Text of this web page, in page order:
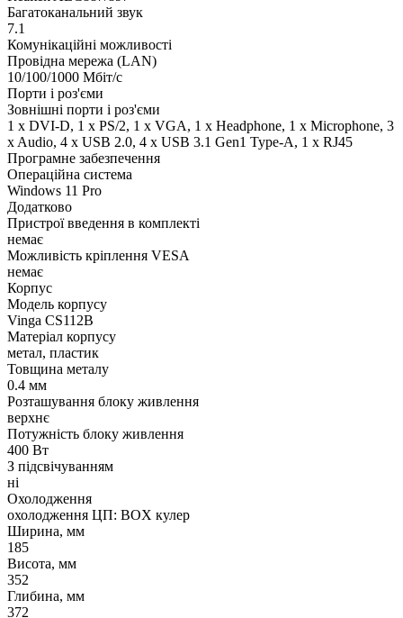
Багатоканальний звук
7.1
Комунікаційні можливості
Провідна мережа (LAN)
10/100/1000 Мбіт/с
Порти і роз'єми
Зовнішні порти і роз'єми
1 x DVI-D, 1 x PS/2, 1 x VGA, 1 x Нeadphone, 1 х Microphone, 3
x Audio, 4 x USB 2.0, 4 x USB 3.1 Gen1 Type-A, 1 x RJ45
Програмне забезпечення
Операційна система
Windows 11 Pro
Додатково
Пристрої введення в комплекті
немає
Можливість кріплення VESA
немає
Корпус
Модель корпусу
Vinga CS112B
Матеріал корпусу
метал, пластик
Товщина металу
0.4 мм
Розташування блоку живлення
верхнє
Потужність блоку живлення
400 Вт
З підсвічуванням
ні
Охолодження
охолодження ЦП: BOX кулер
Ширина, мм
185
Висота, мм
352
Глибина, мм
372